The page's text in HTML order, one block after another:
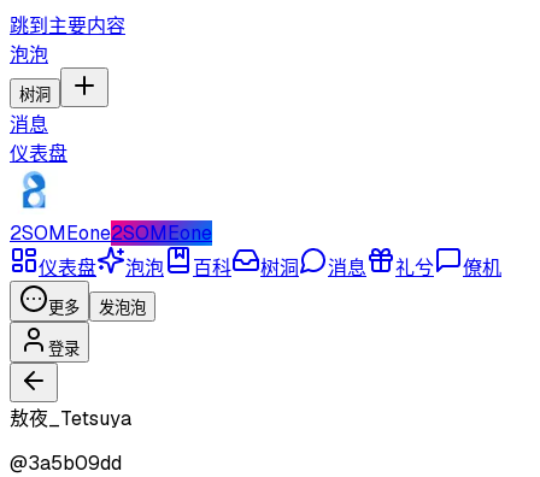
跳到主要内容
泡泡
树洞
消息
仪表盘
2SOMEone2SOMEone
仪表盘
泡泡 百科 树洞 消息 礼兮 僚机
更多 发泡泡
登录
敖夜_Tetsuya
@3a5b09dd